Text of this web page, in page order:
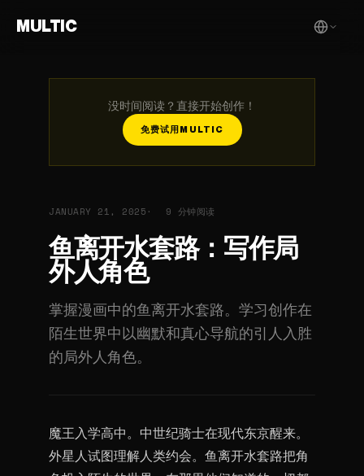
MULTIC
没时间阅读？直接开始创作！
免费试用MULTIC
JANUARY 21, 2025 9 分钟阅读
鱼离开水套路：写作局
外人角色
掌握漫画中的鱼离开水套路。学习创作在
陌生世界中以幽默和真心导航的引人入胜
的局外人角色。
魔王入学高中。中世纪骑士在现代东京醒来。
外星人试图理解人类约会。鱼离开水套路把角